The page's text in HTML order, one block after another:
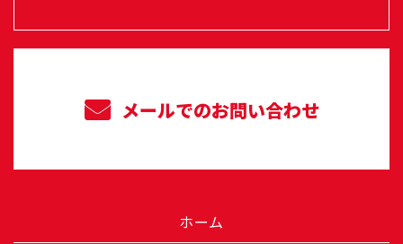
メールでのお問い合わせ
ホーム